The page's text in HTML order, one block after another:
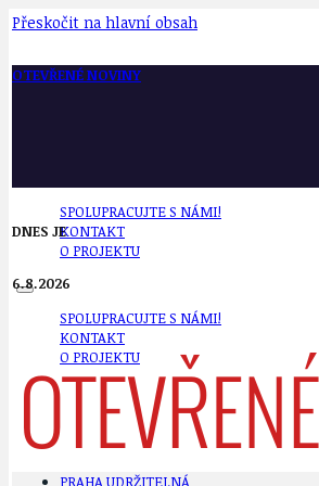
Přeskočit na hlavní obsah
OTEVŘENÉ NOVINY
SPOLUPRACUJTE S NÁMI!
KONTAKT
O PROJEKTU
SPOLUPRACUJTE S NÁMI!
KONTAKT
O PROJEKTU
DNES JE
6.8.2026
PRAHA UDRŽITELNÁ